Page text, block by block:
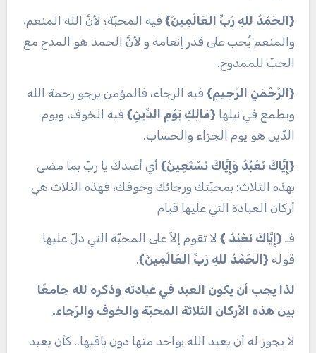
{الحَمْدُ للهِ رَبِّ العَالَمِينَ}فيه المحبّة؛ لأنَّ الله المنعم،
والمنعم يُحب على قدر إنعامه و لأنَّ الحمد هو المدح مع
الحبّ للممدوح.
{الرَّحْمَنِ الرَّحِيمِ}فيه الرجاء، فالمؤمن يرجو رحمة الله
ويطمع في نيلها {مَالِكِ يَوْمِ الدِّينِ}فيه الخوف، ويوم
الدّين هو يوم الجزاء والحساب.
{إِيَّاكَ نَعْبُدُ وَإِيَّاكَ نَسْتَعِينُ}أي أعبدك يا ربّ بما مضى
بهذه الثلاث: بمحبّتك ورجائك وخوفك، فهذه الثلاث هي
أركان العبادة التي عليها قيام
فـ {إِيَّاكَ نَعْبُدُ }لا تقوم إلاّ على المحبّة التي دلّ عليها
قوله{الحَمْدُ للهِ رَبِّ العَالَمِينَ}.
لذا يجب أن يكون العبد في عبادته وذكره لله جامعًا
بين هذه الأركان الثلاثة المحبّة والخوف والرّجاء.
لا يجوز له أن يعبد الله بواحد منها دون باقيها.. كأن يعبد